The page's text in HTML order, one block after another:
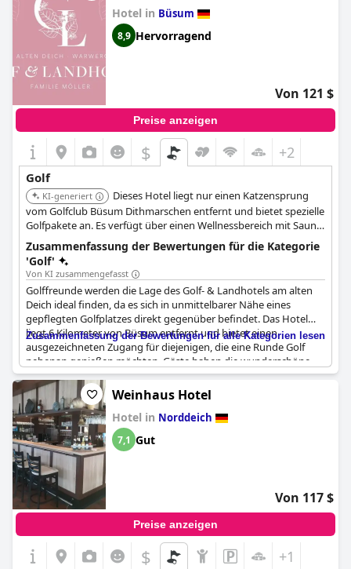
Hotel in Büsum
8,9 Hervorragend
Von 121 $
Preise anzeigen
$ +2
Golf
KI-generiert
Dieses Hotel liegt nur einen Katzensprung
vom Golfclub Büsum Dithmarschen entfernt und bietet spezielle
Golfpakete an. Es verfügt über einen Wellnessbereich mit Sauna
und Fitnessgeräten.
Zusammenfassung der Bewertungen für die Kategorie
'Golf'
Von KI zusammengefasst
Golffreunde werden die Lage des Golf- & Landhotels am alten
Deich ideal finden, da es sich in unmittelbarer Nähe eines
gepflegten Golfplatzes direkt gegenüber befindet. Das Hotel
liegt 6 Kilometer von Büsum entfernt und bietet einen
ausgezeichneten Zugang für diejenigen, die eine Runde Golf
nebenan genießen möchten. Gäste haben die wunderschöne
Lage des Hotels direkt neben dem Golfplatz hervorgehoben,
was es zu einem ausgezeichneten Ausgangspunkt für einen
Wochenendausflug zur Erkundung der Umgebung macht. Die
Bequemlichkeit eines Golfpakets für einen Aufenthalt von 2
Nächten verbessert das Erlebnis für Golf-Aficionados zusätzlich.
Während einige meinen, dass das Hotel seinen Golfaspekt nicht
übermäßig betont, bleibt seine Lage besonders vorteilhaft für
diejenigen, die die Nähe zum Grün priorisieren.
Zusammenfassung der Bewertungen für alle Kategorien lesen
Weinhaus Hotel
Hotel in Norddeich
7,1 Gut
Von 117 $
Preise anzeigen
$ +1